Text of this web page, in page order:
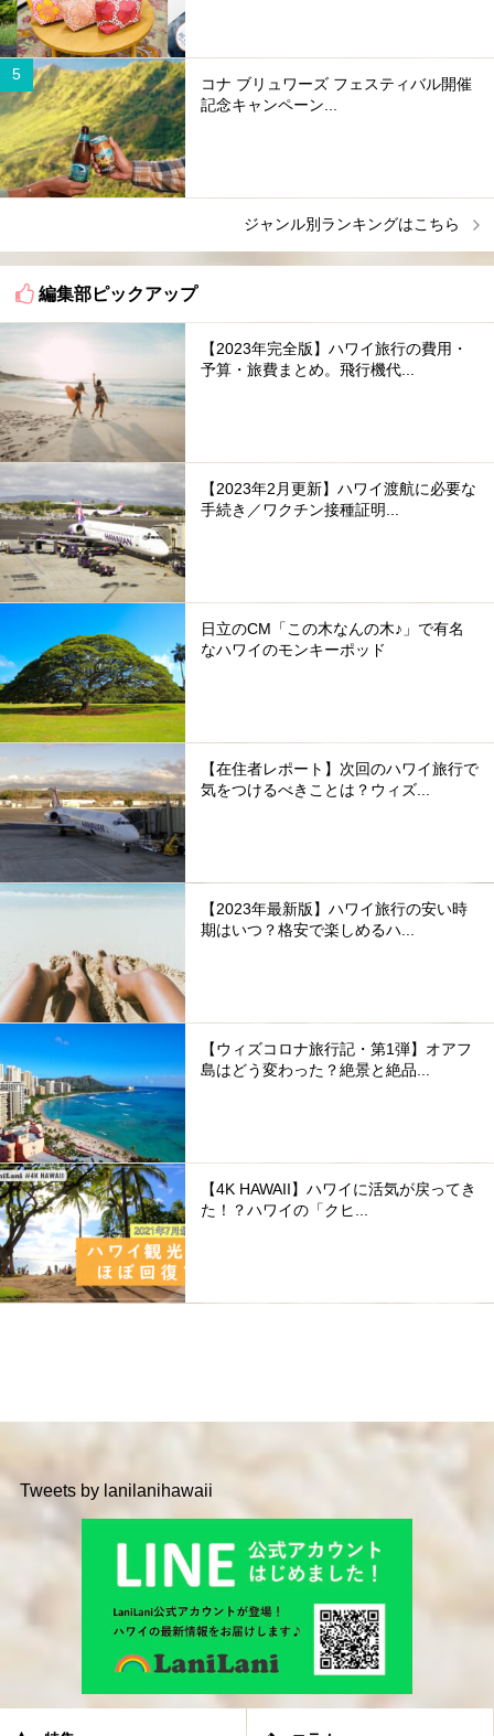
コナ ブリュワーズ フェスティバル開催
記念キャンペーン...
ジャンル別ランキングはこちら
編集部ピックアップ
【2023年完全版】ハワイ旅行の費用・
予算・旅費まとめ。飛行機代...
【2023年2月更新】ハワイ渡航に必要な
手続き／ワクチン接種証明...
日立のCM「この木なんの木♪」で有名
なハワイのモンキーポッド
【在住者レポート】次回のハワイ旅行で
気をつけるべきことは？ウィズ...
【2023年最新版】ハワイ旅行の安い時
期はいつ？格安で楽しめるハ...
【ウィズコロナ旅行記・第1弾】オアフ
島はどう変わった？絶景と絶品...
【4K HAWAII】ハワイに活気が戻ってき
た！？ハワイの「クヒ...
Tweets by lanilanihawaii